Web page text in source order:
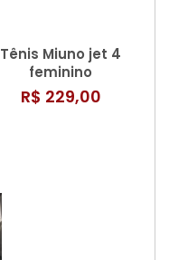
Tênis Miuno jet 4
feminino
R$ 229,00